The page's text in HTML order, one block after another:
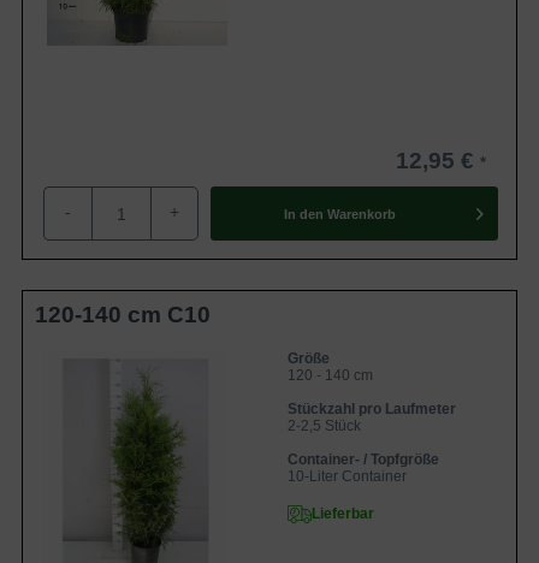
12,95 €
- + In den Warenkorb
120-140 cm C10
Größe
120 - 140 cm
Stückzahl pro Laufmeter
2-2,5 Stück
Container- / Topfgröße
10-Liter Container
Lieferbar